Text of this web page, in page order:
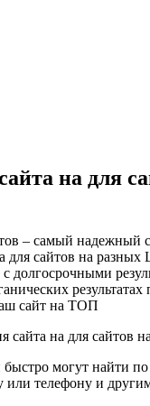
на для
– самый надежный
для сайтов на
долгосрочными
результатах
сайт на ТОП
сайта на для сайтов
быстро могут найти
или телефону и